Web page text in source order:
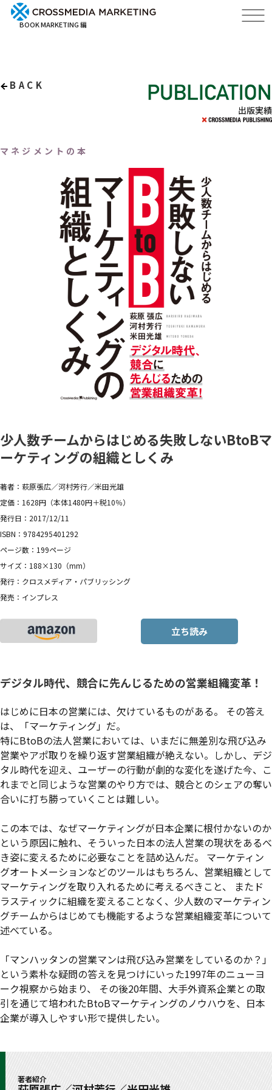
BOOK MARKETING 編
BACK
出版実績
マネジメントの本
少人数チームからはじめる失敗しないBtoBマ
ーケティングの組織としくみ
著者：萩原張広／河村芳行／米田光雄
定価：1628円（本体1480円＋税10％）
発行日：2017/12/11
ISBN：9784295401292
ページ数：199ページ
サイズ：188×130（mm）
発行：クロスメディア・パブリッシング
発売：インプレス
立ち読み
デジタル時代、競合に先んじるための営業組織変革！
はじめに日本の営業には、欠けているものがある。 その答え
は、「マーケティング」だ。
特にBtoBの法人営業においては、いまだに無差別な飛び込み
営業やアポ取りを繰り返す営業組織が絶えない。しかし、デジ
タル時代を迎え、ユーザーの行動が劇的な変化を遂げた今、こ
れまでと同じような営業のやり方では、競合とのシェアの奪い
合いに打ち勝っていくことは難しい。
この本では、なぜマーケティングが日本企業に根付かないのか
という原因に触れ、そういった日本の法人営業の現状をあるべ
き姿に変えるために必要なことを詰め込んだ。 マーケティン
グオートメーションなどのツールはもちろん、営業組織として
マーケティングを取り入れるために考えるべきこと、 またド
ラスティックに組織を変えることなく、少人数のマーケティン
グチームからはじめても機能するような営業組織変革について
述べている。
「マンハッタンの営業マンは飛び込み営業をしているのか？」
という素朴な疑問の答えを見つけにいった1997年のニューヨ
ーク視察から始まり、 その後20年間、大手外資系企業との取
引を通じて培われたBtoBマーケティングのノウハウを、日本
企業が導入しやすい形で提供したい。
著者紹介